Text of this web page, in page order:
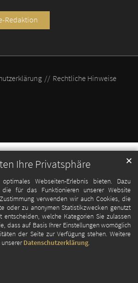
Ihre Privatsphäre
Webseiten-Erlebnis bieten. Dazu
für das Funktionieren unserer Website
verwenden wir auch Cookies, die
oder zu anonymen Statistikzwecken genutzt
welche Kategorien Sie zulassen
dass auf Basis Ihrer Einstellungen womöglich
der Seite zur Verfügung stehen. Weitere
Datenschutzerklärung.
✕
Redaktion
Rechtliche Hinweise